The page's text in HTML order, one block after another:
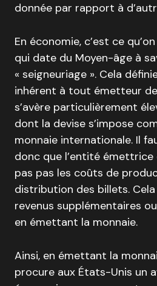
donnée par rapport à
En économie, c’est ce
qui date du Moyen-âge à
« seigneuriage ». Cela
inhérent à tout émetteur
s’avère particulièrement
dont la devise s’impose
monnaie internationale. Il
donc que l’entité émettrice
pas pas les coûts de
distribution des billets.
revenus supplémentaires
en émettant la monnaie.
Ainsi, en émettant la
procure aux États-Unis un